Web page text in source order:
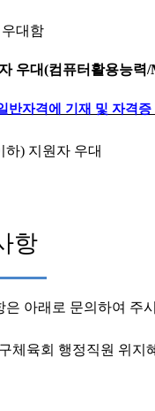
대함
우대(컴퓨터활용능력/
반자격에 기재 및 자격
하) 지원자 우대
항
은 아래로 문의하여 주
체육회 행정직원 위지